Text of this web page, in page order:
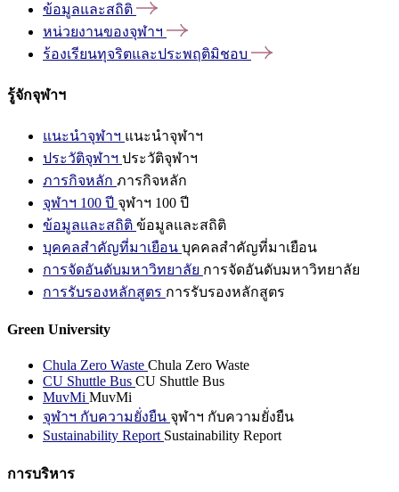
ข้อมูลและสถิติ
หน่วยงานของจุฬาฯ
ร้องเรียนทุจริตและประพฤติมิชอบ
รู้จักจุฬาฯ
แนะนำจุฬาฯ แนะนำจุฬาฯ
ประวัติจุฬาฯ ประวัติจุฬาฯ
ภารกิจหลัก ภารกิจหลัก
จุฬาฯ 100 ปี จุฬาฯ 100 ปี
ข้อมูลและสถิติ ข้อมูลและสถิติ
บุคคลสำคัญที่มาเยือน บุคคลสำคัญที่มาเยือน
การจัดอันดับมหาวิทยาลัย การจัดอันดับมหาวิทยาลัย
การรับรองหลักสูตร การรับรองหลักสูตร
Green University
Chula Zero Waste Chula Zero Waste
CU Shuttle Bus CU Shuttle Bus
MuvMi MuvMi
จุฬาฯ กับความยั่งยืน จุฬาฯ กับความยั่งยืน
Sustainability Report Sustainability Report
การบริหาร